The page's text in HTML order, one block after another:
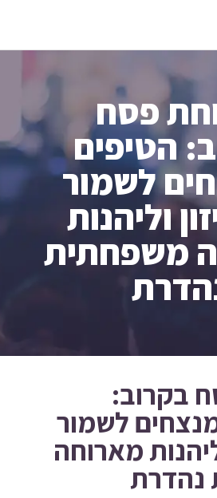
פסח
הטיפים
לשמור
וליהנות
משפחתית
בקרוב:
לשמור
מארוחה
נהדרת